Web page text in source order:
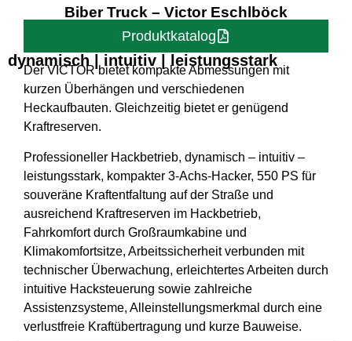
Biber Truck – Victor Eschlböck
Produktkatalog
dynamisch | intuitiv | leistungsstark
Der VICTOR bietet kompakte Abmessungen mit
kurzen Überhängen und verschiedenen
Heckaufbauten. Gleichzeitig bietet er genügend
Kraftreserven.
Professioneller Hackbetrieb, dynamisch – intuitiv –
leistungsstark, kompakter 3-Achs-Hacker, 550 PS für
souveräne Kraftentfaltung auf der Straße und
ausreichend Kraftreserven im Hackbetrieb,
Fahrkomfort durch Großraumkabine und
Klimakomfortsitze, Arbeitssicherheit verbunden mit
technischer Überwachung, erleichtertes Arbeiten durch
intuitive Hacksteuerung sowie zahlreiche
Assistenzsysteme, Alleinstellungsmerkmal durch eine
verlustfreie Kraftübertragung und kurze Bauweise.